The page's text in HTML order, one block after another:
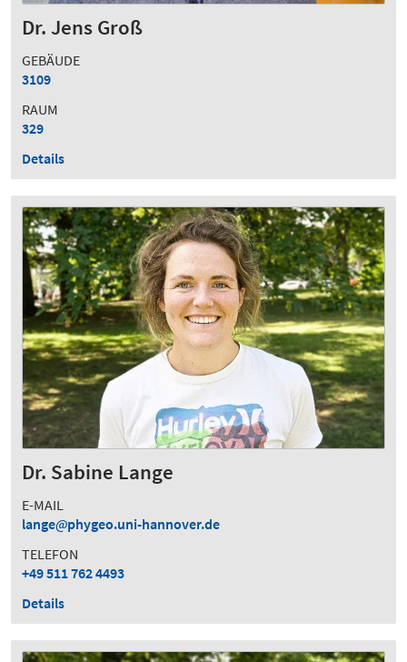
Dr. Jens Groß
GEBÄUDE
3109
RAUM
329
Details
Dr. Sabine Lange
E-MAIL
lange
phygeo.uni-hannover.de
TELEFON
+49 511 762 4493
Details